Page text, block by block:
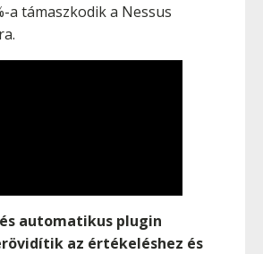
a támaszkodik a Nessus
automatikus plugin
az értékeléshez és